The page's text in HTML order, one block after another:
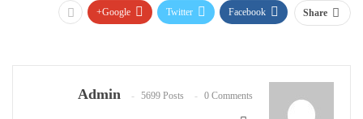
Share
Facebook
Twitter
Google+
Admin 5699 Posts 0 Comments